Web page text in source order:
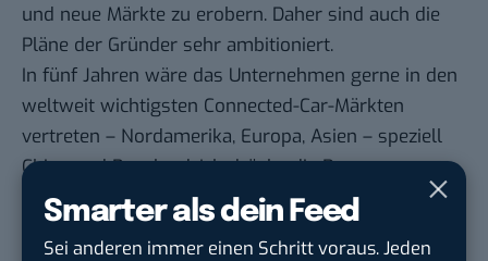
Smarter als dein Feed
Sei anderen immer einen Schritt voraus. Jeden
und neue Märkte zu erobern. Daher sind auch die
Pläne der Gründer sehr ambitioniert.
In fünf Jahren wäre das Unternehmen gerne in den
weltweit wichtigsten Connected-Car-Märkten
vertreten – Nordamerika, Europa, Asien – speziell
China und Russland. Ich drücke die Daumen.